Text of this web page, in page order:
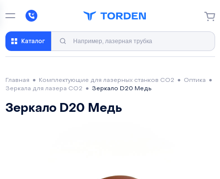
Каталог
Главная ● Комплектующие для лазерных станков CO2 ● Оптика ●
Зеркала для лазера CO2 ● Зеркало D20 Медь
Зеркало D20 Медь